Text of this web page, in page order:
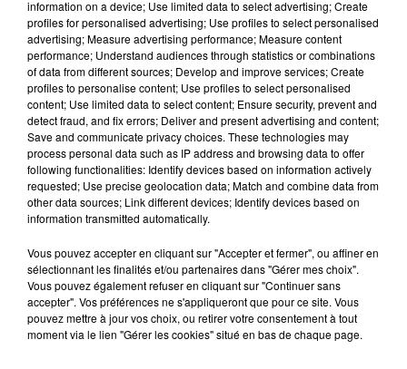
COURAGE
Dans un communiqué, le président du Conseil
départemental de l’Eure, Alexandre Rassaërt, exprime
sa"fierté"à l'égard de"ces deux agents qui n’ont
pas hésité une seconde à porter secours à cette
jeune fille malgré tous les risques". De son côté, le
Sdis salue la manière dont les agents ont réalisé le
sauvetage, sans"se jeter à l’eau derrière la jeune fille"
et en"limitant leurs propres risques"
tout à leur honneur"conclut le service de secours.
information on a device; Use limited data to select advertising; Create
profiles for personalised advertising; Use profiles to select personalised
advertising; Measure advertising performance; Measure content
performance; Understand audiences through statistics or combinations
of data from different sources; Develop and improve services; Create
profiles to personalise content; Use profiles to select personalised
content; Use limited data to select content; Ensure security, prevent and
detect fraud, and fix errors; Deliver and present advertising and content;
Save and communicate privacy choices. These technologies may
process personal data such as IP address and browsing data to offer
following functionalities: Identify devices based on information actively
requested; Use precise geolocation data; Match and combine data from
other data sources; Link different devices; Identify devices based on
information transmitted automatically.
Vous pouvez accepter en cliquant sur "Accepter et fermer", ou affiner en
sélectionnant les finalités et/ou partenaires dans "Gérer mes choix".
Vous pouvez également refuser en cliquant sur "Continuer sans
accepter". Vos préférences ne s'appliqueront que pour ce site. Vous
pouvez mettre à jour vos choix, ou retirer votre consentement à tout
moment via le lien "Gérer les cookies" situé en bas de chaque page.